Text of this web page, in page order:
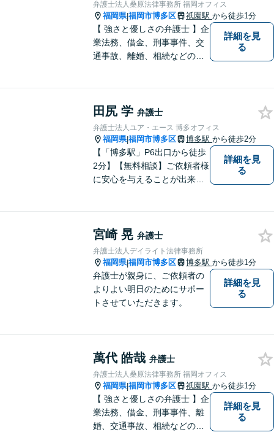
【他士業連携】
弁護士法人桑原法律事務所 福岡オフィス
福岡県|福岡市博多区 祇園駅 から徒歩1分
【 強さと優しさの弁護士 】企
業法務、借金、刑事事件、交
通事故、離婚、相続などのご
なリーガルサービスを提供い
たします。
詳細を見
る
田尻 学 弁護士
弁護士法人ユア・エース 博多オフィス
福岡県|福岡市博多区 博多駅 から徒歩2分
【「博多駅」P6出口から徒歩
2分】【無料相談】ご依頼者様
に安心を与えることが出来る
いただくために、これからも
研鑽を積んでいきたいと考え
ております。
詳細を見
る
宮崎 晃 弁護士
弁護士法人デイライト法律事務所
福岡県|福岡市博多区 博多駅 から徒歩1分
弁護士が親身に、ご依頼者の
よりよい明日のためにサポー
トさせていただきます。
詳細を見
る
萬代 皓哉 弁護士
弁護士法人桑原法律事務所 福岡オフィス
福岡県|福岡市博多区 祇園駅 から徒歩1分
【 強さと優しさの弁護士 】企
業法務、借金、刑事事件、離
婚、交通事故、相続などのご
詳細を見
る